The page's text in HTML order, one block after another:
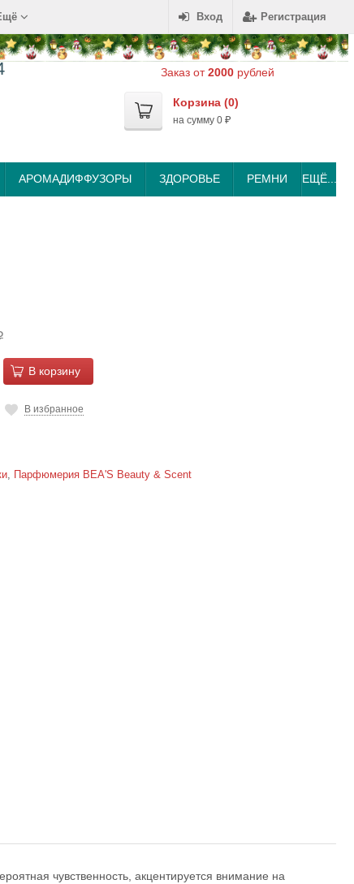
Вход Регистрация
Заказ от2000 рублей
Корзина (0)
на сумму 0 ₽
АРОМАДИФФУЗОРЫ ЗДОРОВЬЕ РЕМНИ ЕЩЁ...
В корзину
В избранное
, Парфюмерия BEA'S Beauty & Scent
чувственность, акцентируется внимание на